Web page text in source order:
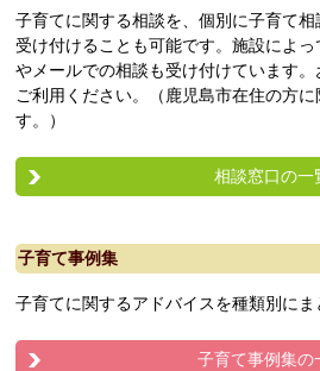
子育てに関する相談を、個別に子育て相
受け付けることも可能です。施設によっ
やメールでの相談も受け付けています。
ご利用ください。（鹿児島市在住の方に
す。）
相談窓口の一
子育て事例集
子育てに関するアドバイスを種類別にま
子育て事例集の